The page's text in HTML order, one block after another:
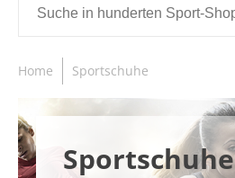
Home Sportschuhe
Sportschuhe